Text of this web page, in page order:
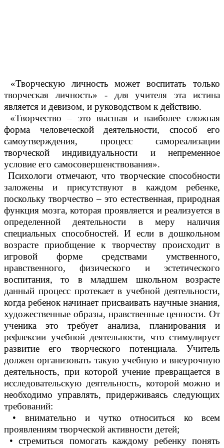
«Творческую личность может воспитать только
творческая личность» - для учителя эта истина
является и девизом, и руководством к действию.
«Творчество – это высшая и наиболее сложная
форма человеческой деятельности, способ его
самоутверждения, процесс самореализации
творческой индивидуальности и непременное
условие его самосовершенствования».
Психологи отмечают, что творческие способности
заложены и присутствуют в каждом ребенке,
поскольку творчество – это естественная, природная
функция мозга, которая проявляется и реализуется в
определенной деятельности в меру наличия
специальных способностей. И если в дошкольном
возрасте приобщение к творчеству происходит в
игровой форме средствами умственного,
нравственного, физического и эстетического
воспитания, то в младшем школьном возрасте
данный процесс протекает в учебной деятельности,
когда ребенок начинает присваивать научные знания,
художественные образы, нравственные ценности. От
ученика это требует анализа, планирования и
рефлексии учебной деятельности, что стимулирует
развитие его творческого потенциала. Учитель
должен организовать такую учебную и внеурочную
деятельность, при которой учение превращается в
исследовательскую деятельность, которой можно и
необходимо управлять, придерживаясь следующих
требований:
• внимательно и чутко относиться ко всем
проявлениям творческой активности детей;
• стремиться помогать каждому ребенку понять